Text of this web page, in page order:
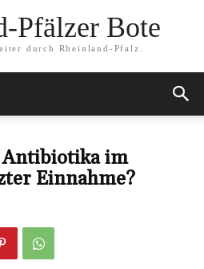
Pfälzer Bote
durch Rheinland-Pfalz.
im
Einnahme?